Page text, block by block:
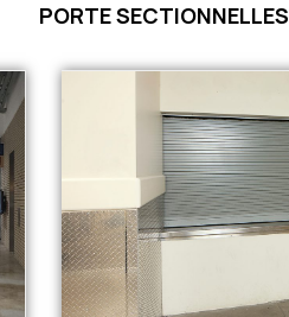
PORTE SECTIONNELLES